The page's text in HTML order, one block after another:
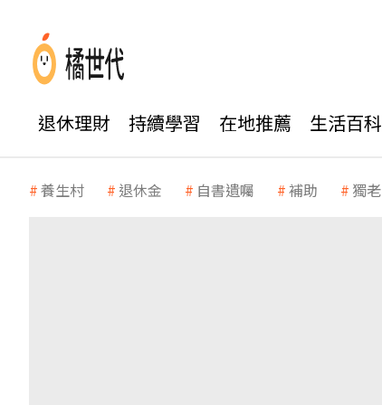
退休理財 持續學習 在地推薦 生活百科
養生村 退休金 自書遺囑 補助 獨老